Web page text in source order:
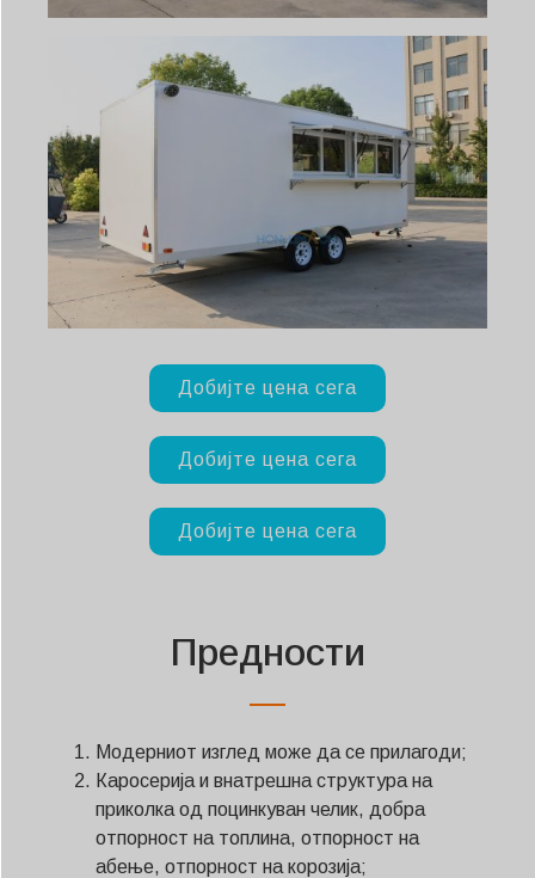
Добијте цена сега
Добијте цена сега
Добијте цена сега
Предности
Модерниот изглед може да се прилагоди;
Каросерија и внатрешна структура на
приколка од поцинкуван челик, добра
отпорност на топлина, отпорност на
абење, отпорност на корозија;